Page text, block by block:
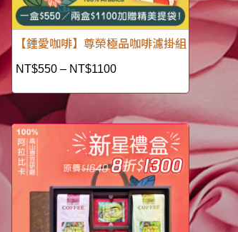
【鍾愛咖啡】尊榮極品咖啡濾掛組
NT$550 – NT$1100